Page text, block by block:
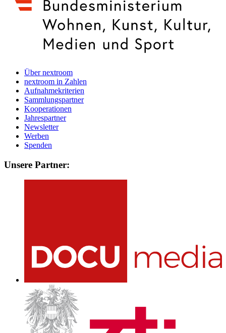
Über nextroom
nextroom in Zahlen
Aufnahmekriterien
Sammlungspartner
Kooperationen
Jahrespartner
Newsletter
Werben
Spenden
Unsere Partner: